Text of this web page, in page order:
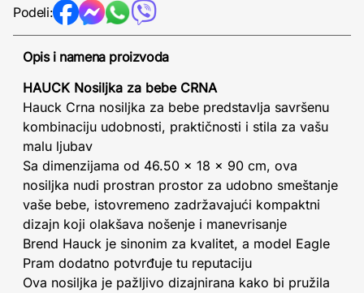
Podeli:
Opis i namena proizvoda
HAUCK Nosiljka za bebe CRNA
Hauck Crna nosiljka za bebe predstavlja savršenu
kombinaciju udobnosti, praktičnosti i stila za vašu
malu ljubav
Sa dimenzijama od 46.50 x 18 x 90 cm, ova
nosiljka nudi prostran prostor za udobno smeštanje
vaše bebe, istovremeno zadržavajući kompaktni
dizajn koji olakšava nošenje i manevrisanje
Brend Hauck je sinonim za kvalitet, a model Eagle
Pram dodatno potvrđuje tu reputaciju
Ova nosiljka je pažljivo dizajnirana kako bi pružila